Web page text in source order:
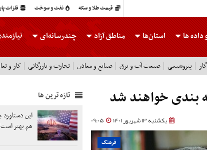
قیمت طلا و سکه نفت و سوخت فلزات
داده ها استان‌ها مناطق آزاد چندرسانه‌ای
پتروشیمی صنعت آب و برق صنایع و معادن تجارت و بازرگانی کار و
بندی خواهند شد
یکشنبه 13 شهریور 1401 09:05
فرهنگ
تازه ترین ها
این دستاورد
هم بهتر